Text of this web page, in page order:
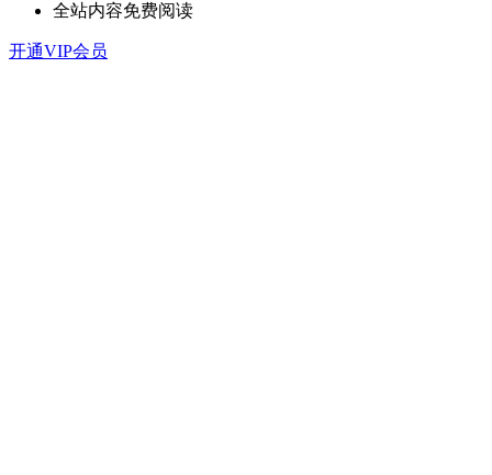
全站内容免费阅读
开通VIP会员